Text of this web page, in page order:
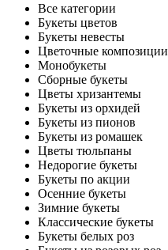
Все категории
Букеты цветов
Букеты невесты
Цветочные композиции
Монобукеты
Сборные букеты
Цветы хризантемы
Букеты из орхидей
Букеты из пионов
Букеты из ромашек
Цветы тюльпаны
Недорогие букеты
Букеты по акции
Осенние букеты
Зимние букеты
Классические букеты
Букеты белых роз